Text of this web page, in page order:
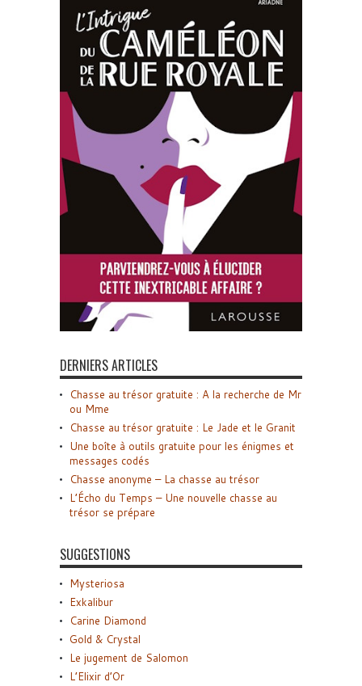
DERNIERS ARTICLES
Chasse au trésor gratuite : A la recherche de Mr
ou Mme
Chasse au trésor gratuite : Le Jade et le Granit
Une boîte à outils gratuite pour les énigmes et
messages codés
Chasse anonyme – La chasse au trésor
L’Écho du Temps – Une nouvelle chasse au
trésor se prépare
SUGGESTIONS
Mysteriosa
Exkalibur
Carine Diamond
Gold & Crystal
Le jugement de Salomon
L’Elixir d’Or